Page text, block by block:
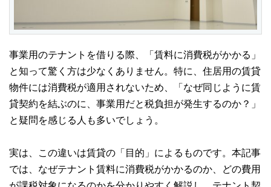
事業用のテナントを借りる際、「賃料に消費税がかかる」
と知って驚く方は少なくありません。特に、住居用の賃貸
物件には消費税が適用されないため、「なぜ同じように賃
貸契約を結ぶのに、事業用だと税負担が発生するのか？」
と疑問を感じる人も多いでしょう。
実は、この違いは賃貸の「目的」によるものです。本記事
では、なぜテナント賃料に消費税がかかるのか、どの費用